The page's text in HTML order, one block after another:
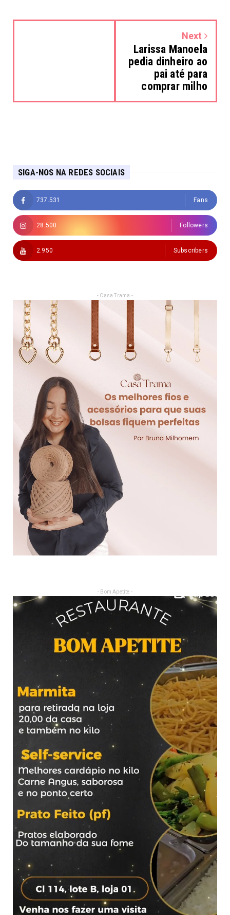
Next
Larissa Manoela
pedia dinheiro ao
pai até para
comprar milho
SIGA-NOS NA REDES SOCIAIS
737.531 Fans
28.500 Followers
2.950 Subscribers
- Casa Trama -
- Bom Apetite -